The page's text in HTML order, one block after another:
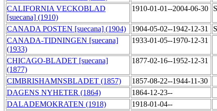
CALIFORNIA VECKOBLAD
[suecana] (1910)
1910-01-01--2004-06-30
CANADA POSTEN [suecana] (1904) 1904-05-02--1942-12-31
CANADA-TIDNINGEN [suecana]
(1933)
1933-01-05--1970-12-31
CHICAGO-BLADET [suecana]
(1877)
1877-02-16--1952-12-31
CIMBRISHAMNSBLADET (1857)
1857-08-22--1944-11-30
DAGENS NYHETER (1864)
1864-12-23--
DALADEMOKRATEN (1918)
1918-01-04--